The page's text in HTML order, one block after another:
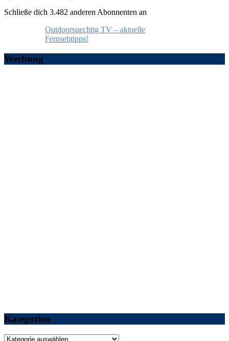
Schließe dich 3.482 anderen Abonnenten an
Outdoorsuechtig TV – aktuelle
Fernsehtipps!
Werbung
Kategorien
Kategorien